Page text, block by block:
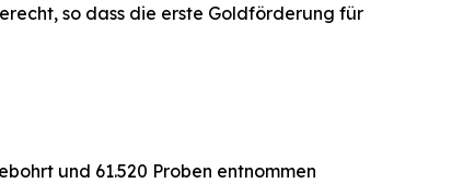
so dass die erste Goldförderung für
und 61.520 Proben entnommen